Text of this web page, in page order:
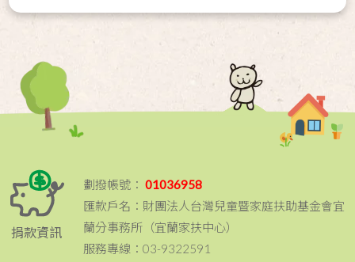
捐款資訊
劃撥帳號： 01036958
匯款戶名：財團法人台灣兒童暨家庭扶助基金會宜
蘭分事務所（宜蘭家扶中心）
服務專線：03-9322591